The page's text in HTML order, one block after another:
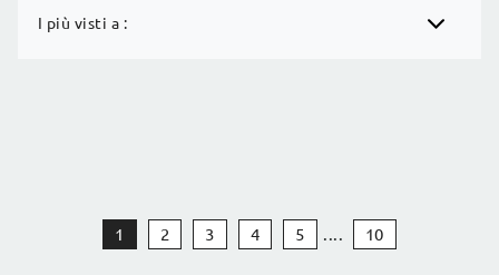
I più visti a :
1 2 3 4 5 .... 10